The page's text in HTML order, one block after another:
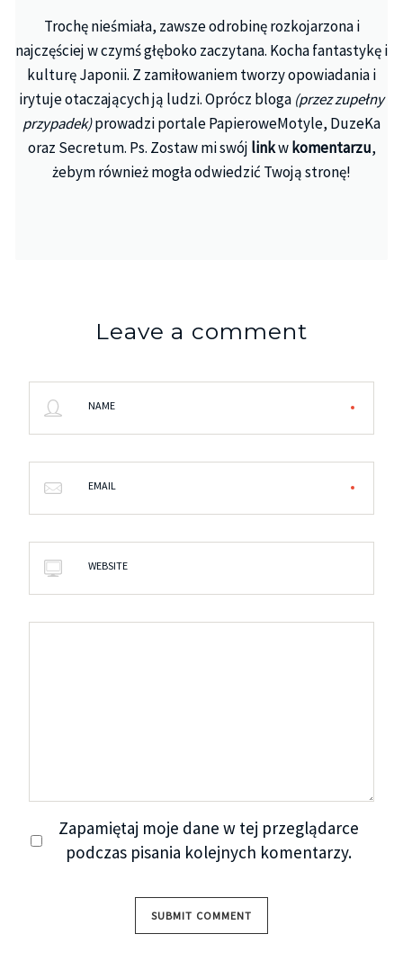
Trochę nieśmiała, zawsze odrobinę rozkojarzona i
najczęściej w czymś głęboko zaczytana. Kocha fantastykę i
kulturę Japonii. Z zamiłowaniem tworzy opowiadania i
irytuje otaczających ją ludzi. Oprócz bloga (przez zupełny
przypadek)prowadzi portale PapieroweMotyle, DuzeKa
oraz Secretum. Ps. Zostaw mi swój linkwkomentarzu,
żebym również mogła odwiedzić Twoją stronę!
Leave a comment
NAME
EMAIL
WEBSITE
Zapamiętaj moje dane w tej przeglądarce
podczas pisania kolejnych komentarzy.